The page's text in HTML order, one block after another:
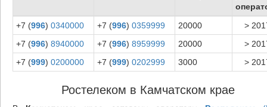
+7 (996) 0340000 +7 (996) 0359999 20000
>
+7 (996) 8940000 +7 (996) 8959999 20000
>
+7 (999) 0200000 +7 (999) 0202999 3000 >
Ростелеком в Камчатском крае